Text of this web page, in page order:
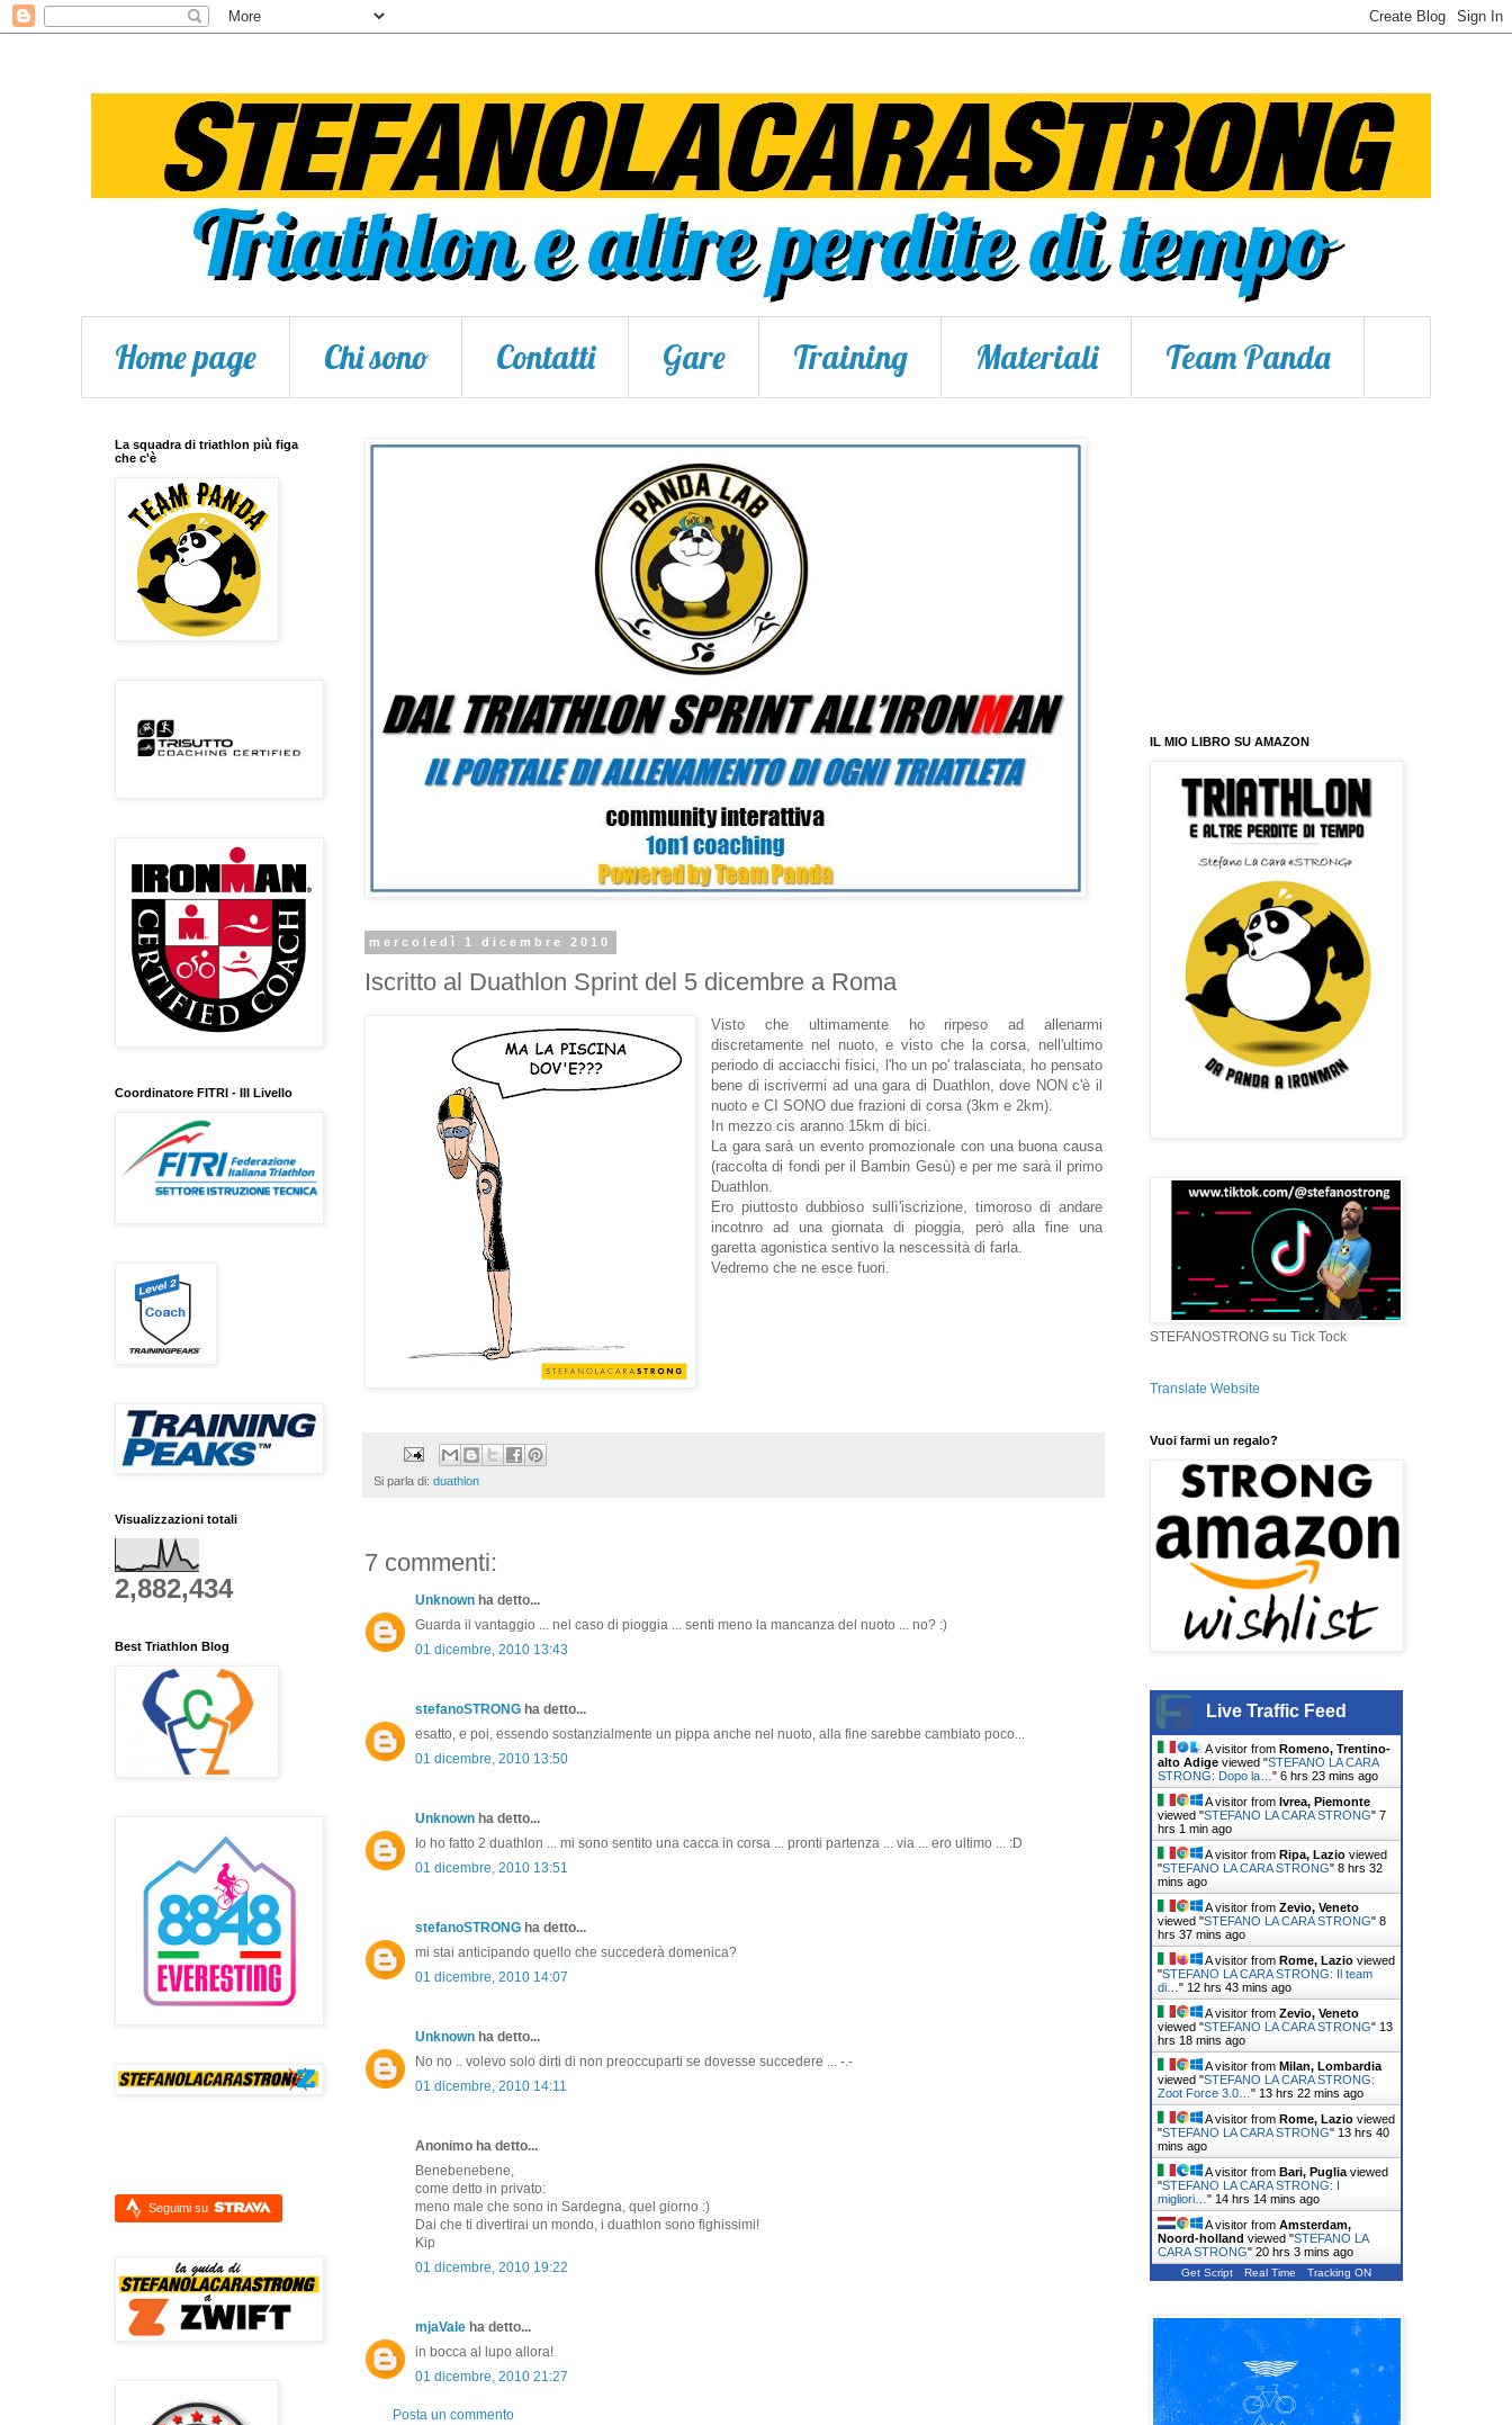
Home page Chi sono Contatti Gare Training Materiali Team Panda
mercoledì 1 dicembre 2010
Iscritto al Duathlon Sprint del 5 dicembre a Roma
Visto che ultimamente ho rirpeso ad allenarmi
discretamente nel nuoto, e visto che la corsa, nell'ultimo
periodo di acciacchi fisici, l'ho un po' tralasciata, ho pensato
bene di iscrivermi ad una gara di Duathlon, dove NON c'è il
nuoto e CI SONO due frazioni di corsa (3km e 2km).
In mezzo cis aranno 15km di bici.
La gara sarà un evento promozionale con una buona causa
(raccolta di fondi per il Bambin Gesù) e per me sarà il primo
Duathlon.
Ero piuttosto dubbioso sullì'iscrizione, timoroso di andare
incotnro ad una giornata di pioggia, però alla fine una
garetta agonistica sentivo la nescessità di farla.
Vedremo che ne esce fuori.
Si parla di: duathlon
7 commenti:
Unknown ha detto...
Guarda il vantaggio ... nel caso di pioggia ... senti meno la mancanza del nuoto ... no? :)
01 dicembre, 2010 13:43
stefanoSTRONG ha detto...
esatto, e poi, essendo sostanzialmente un pippa anche nel nuoto, alla fine sarebbe cambiato poco...
01 dicembre, 2010 13:50
Unknown ha detto...
Io ho fatto 2 duathlon ... mi sono sentito una cacca in corsa ... pronti partenza ... via ... ero ultimo ... :D
01 dicembre, 2010 13:51
stefanoSTRONG ha detto...
mi stai anticipando quello che succederà domenica?
01 dicembre, 2010 14:07
Unknown ha detto...
No no .. volevo solo dirti di non preoccuparti se dovesse succedere ... -.-
01 dicembre, 2010 14:11
Anonimo ha detto...
Benebenebene,
come detto in privato:
meno male che sono in Sardegna, quel giorno :)
Dai che ti divertirai un mondo, i duathlon sono fighissimi!
Kip
01 dicembre, 2010 19:22
mjaVale ha detto...
in bocca al lupo allora!
01 dicembre, 2010 21:27
Posta un commento
La squadra di triathlon più figa
che c'è
Coordinatore FITRI - III Livello
Visualizzazioni totali
2,882,434
Best Triathlon Blog
Seguimi su
IL MIO LIBRO SU AMAZON
STEFANOSTRONG su Tick Tock
Translate Website
Vuoi farmi un regalo?
Live Traffic Feed
A visitor from Romeno, Trentino-
alto Adige viewed "STEFANO LA CARA
STRONG: Dopo la… " 6 hrs 23 mins ago
A visitor from Ivrea, Piemonte
viewed "STEFANO LA CARA STRONG" 7
hrs 2 mins ago
A visitor from Ripa, Lazio viewed
"STEFANO LA CARA STRONG" 8 hrs 32
mins ago
A visitor from Zevio, Veneto
viewed "STEFANO LA CARA STRONG" 8
hrs 37 mins ago
A visitor from Rome, Lazio viewed
"STEFANO LA CARA STRONG: Il team
di… " 12 hrs 43 mins ago
A visitor from Zevio, Veneto
viewed "STEFANO LA CARA STRONG" 13
hrs 18 mins ago
A visitor from Milan, Lombardia
viewed "STEFANO LA CARA STRONG:
Zoot Force 3.0… " 13 hrs 22 mins ago
A visitor from Rome, Lazio viewed
"STEFANO LA CARA STRONG" 13 hrs 40
mins ago
A visitor from Bari, Puglia viewed
"STEFANO LA CARA STRONG: I
migliori… " 14 hrs 14 mins ago
A visitor from Amsterdam,
Noord-holland viewed "STEFANO LA
CARA STRONG" 20 hrs 3 mins ago
Get Script Real Time Tracking ON